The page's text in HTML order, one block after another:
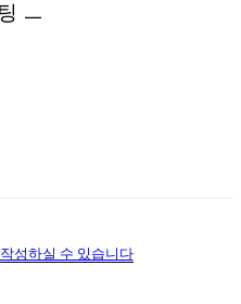
ㅡ
성하실 수 있습니다